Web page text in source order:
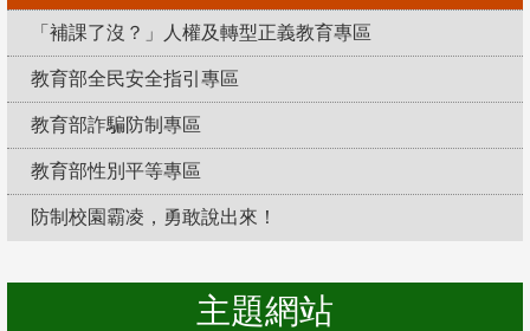
「補課了沒？」人權及轉型正義教育專區
教育部全民安全指引專區
教育部詐騙防制專區
教育部性別平等專區
防制校園霸凌，勇敢說出來！
主題網站